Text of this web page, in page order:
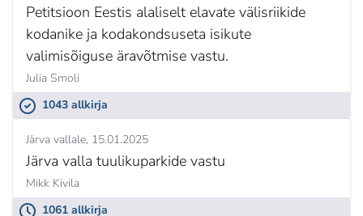
Petitsioon Eestis alaliselt elavate välisriikide
kodanike ja kodakondsuseta isikute
valimisõiguse äravõtmise vastu.
Julia Smoli
1043 allkirja
Järva vallale 15.01.2025
Järva valla tuulikuparkide vastu
Mikk Kivila
1061 allkirja